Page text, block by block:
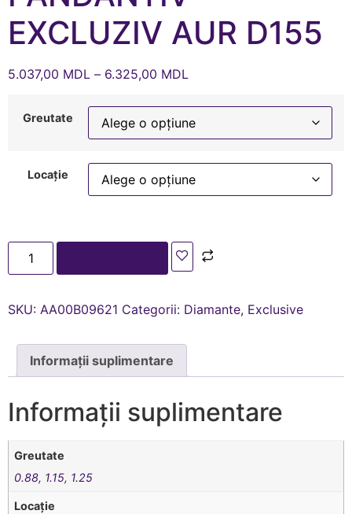
EXCLUZIV AUR D155
5.037,00 MDL – 6.325,00 MDL
Greutate
Locație
SKU: AA00В09621 Categorii: Diamante, Exclusive
Informații suplimentare
Informații suplimentare
Greutate
0.88, 1.15, 1.25
Locație